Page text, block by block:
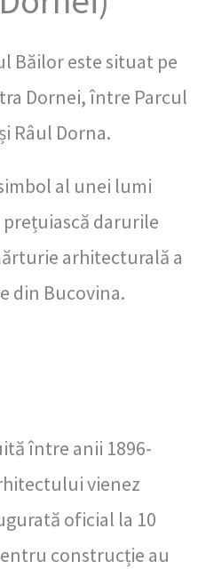
Băilor este situat pe
Dornei, între Parcul
Râul Dorna.
al unei lumi
darurile
arhitecturală a
din Bucovina.
între anii 1896-
vienez
oficial la 10
construcție au